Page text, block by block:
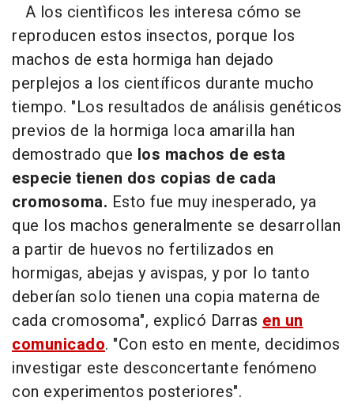
A los cientìficos les interesa cómo se
reproducen estos insectos, porque los
machos de esta hormiga han dejado
perplejos a los científicos durante mucho
tiempo. "Los resultados de análisis genéticos
previos de la hormiga loca amarilla han
demostrado que los machos de esta
especie tienen dos copias de cada
cromosoma. Esto fue muy inesperado, ya
que los machos generalmente se desarrollan
a partir de huevos no fertilizados en
hormigas, abejas y avispas, y por lo tanto
deberían solo tienen una copia materna de
cada cromosoma", explicó Darras en un
comunicado. "Con esto en mente, decidimos
investigar este desconcertante fenómeno
con experimentos posteriores".